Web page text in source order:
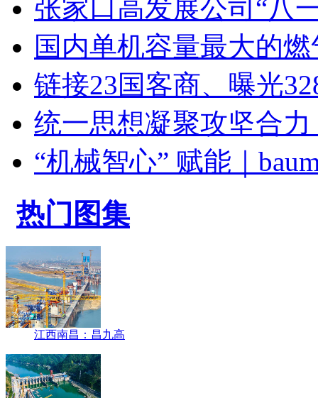
张家口高发展公司“八
国内单机容量最大的
链接23国客商、曝光
统一思想凝聚攻坚合
“机械智心” 赋能｜
热门图集
江西南昌：昌九高